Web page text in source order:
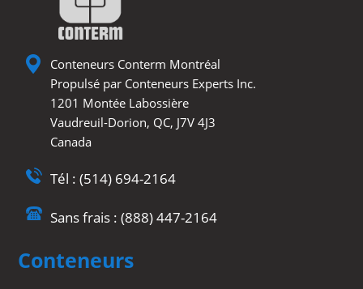
Conteneurs Conterm Montréal
Propulsé par Conteneurs Experts Inc.
1201 Montée Labossière
Vaudreuil-Dorion, QC, J7V 4J3